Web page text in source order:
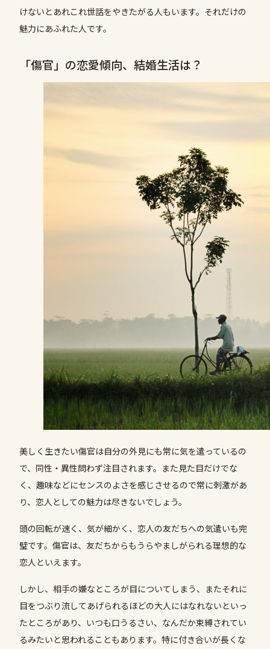
けないとあれこれ世話をやきたがる人もいます。それだけの
魅力にあふれた人です。
「傷官」の恋愛傾向、結婚生活は？
美しく生きたい傷官は自分の外見にも常に気を遣っているの
で、同性・異性問わず注目されます。また見た目だけでな
く、趣味などにセンスのよさを感じさせるので常に刺激があ
り、恋人としての魅力は尽きないでしょう。
頭の回転が速く、気が細かく、恋人の友だちへの気遣いも完
璧です。傷官は、友だちからもうらやましがられる理想的な
恋人といえます。
しかし、相手の嫌なところが目についてしまう、またそれに
目をつぶり流してあげられるほどの大人にはなれないといっ
たところがあり、いつも口うるさい、なんだか束縛されてい
るみたいと思われることもあります。特に付き合いが長くな